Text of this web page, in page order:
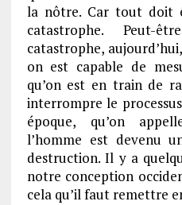
la nôtre. Car tout doit
catastrophe. Peut-
catastrophe,
on est capable de
qu’on est en train de
interrompre le
époque, qu’on
l’homme est devenu
destruction. Il y a
notre conception
cela qu’il faut remettre